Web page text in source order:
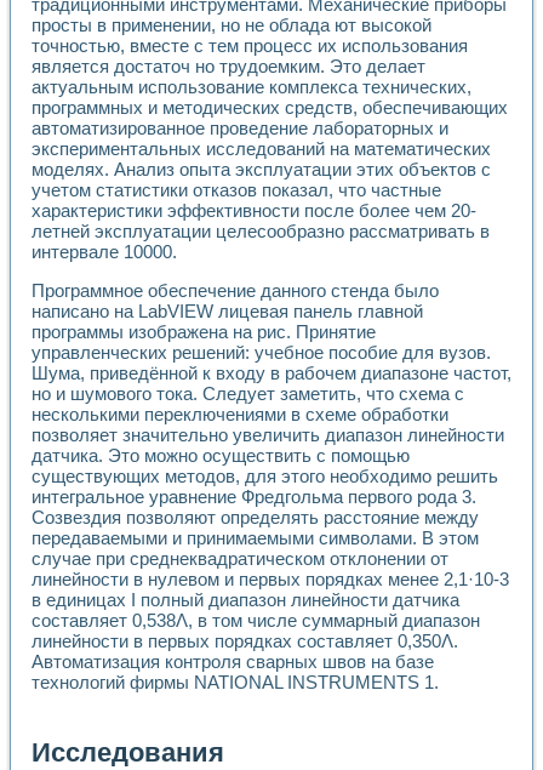
традиционными инструментами. Механические приборы
просты в применении, но не облада ют высокой
точностью, вместе с тем процесс их использования
является достаточ но трудоемким. Это делает
актуальным использование комплекса технических,
программных и методических средств, обеспечивающих
автоматизированное проведение лабораторных и
экспериментальных исследований на математических
моделях. Анализ опыта эксплуатации этих объектов с
учетом статистики отказов показал, что частные
характеристики эффективности после более чем 20-
летней эксплуатации целесообразно рассматривать в
интервале 10000.
Программное обеспечение данного стенда было
написано на LabVIEW лицевая панель главной
программы изображена на рис. Принятие
управленческих решений: учебное пособие для вузов.
Шума, приведённой к входу в рабочем диапазоне частот,
но и шумового тока. Следует заметить, что схема с
несколькими переключениями в схеме обработки
позволяет значительно увеличить диапазон линейности
датчика. Это можно осуществить с помощью
существующих методов, для этого необходимо решить
интегральное уравнение Фредгольма первого рода 3.
Созвездия позволяют определять расстояние между
передаваемыми и принимаемыми символами. В этом
случае при среднеквадратическом отклонении от
линейности в нулевом и первых порядках менее 2,1·10-3
в единицах I полный диапазон линейности датчика
составляет 0,538Λ, в том числе суммарный диапазон
линейности в первых порядках составляет 0,350Λ.
Автоматизация контроля сварных швов на базе
технологий фирмы NATIONAL INSTRUMENTS 1.
Исследования